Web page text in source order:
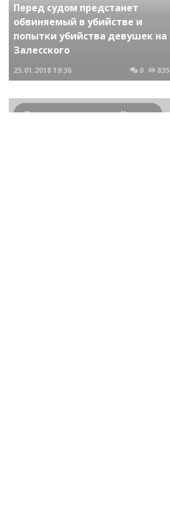
Перед судом предстанет
обвиняемый в убийстве и
попытки убийства девушек на
Залесского
25.01.201819:36 0 835
Криминальные новости Новосибирска и Сибирского региона